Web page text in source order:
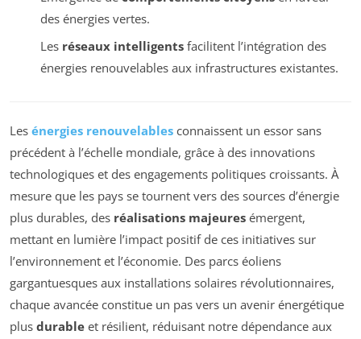
des énergies vertes.
Les réseaux intelligentsfacilitent l’intégration des
énergies renouvelables aux infrastructures existantes.
Les énergies renouvelables connaissent un essor sans
précédent à l’échelle mondiale, grâce à des innovations
technologiques et des engagements politiques croissants. À
mesure que les pays se tournent vers des sources d’énergie
plus durables, des réalisations majeures émergent,
mettant en lumière l’impact positif de ces initiatives sur
l’environnement et l’économie. Des parcs éoliens
gargantuesques aux installations solaires révolutionnaires,
chaque avancée constitue un pas vers un avenir énergétique
plus durable et résilient, réduisant notre dépendance aux